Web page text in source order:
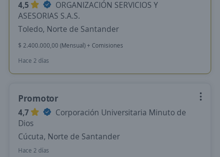
4,5
ORGANIZACIÓN SERVICIOS Y
ASESORIAS S.A.S.
Toledo, Norte de Santander
$ 2.400.000,00 (Mensual) + Comisiones
Hace 2 días
Promotor
4,7
Corporación Universitaria Minuto de
Dios
Cúcuta, Norte de Santander
Hace 2 días